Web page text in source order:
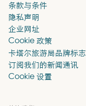
条款与条件
隐私声明
企业网址
Cookie 政策
卡塔尔旅游局品牌标志
订阅我们的新闻通讯
Cookie 设置